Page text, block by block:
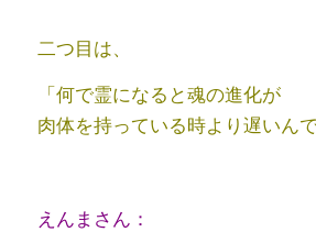
二つ目は、
「何で霊になると魂の進化が
肉体を持っている時より遅いんで
えんまさん：